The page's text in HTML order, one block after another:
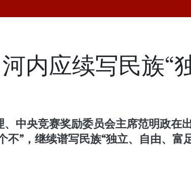
内应续写民族“
中央竞赛奖励委员会主席范明政
”，继续谱写民族“独立、自由、富